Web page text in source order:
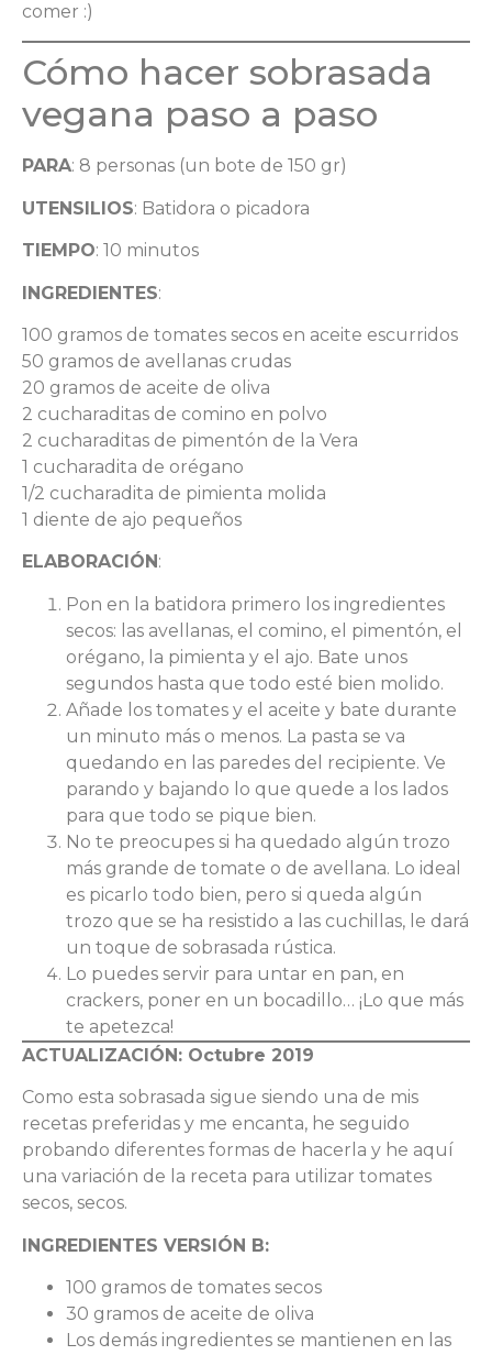
comer :)
Cómo hacer sobrasada
vegana paso a paso
PARA: 8 personas (un bote de 150 gr)
UTENSILIOS: Batidora o picadora
TIEMPO: 10 minutos
INGREDIENTES:
100 gramos de tomates secos en aceite escurridos
50 gramos de avellanas crudas
20 gramos de aceite de oliva
2 cucharaditas de comino en polvo
2 cucharaditas de pimentón de la Vera
1 cucharadita de orégano
1/2 cucharadita de pimienta molida
1 diente de ajo pequeños
ELABORACIÓN :
Pon en la batidora primero los ingredientes
secos: las avellanas, el comino, el pimentón, el
orégano, la pimienta y el ajo. Bate unos
segundos hasta que todo esté bien molido.
Añade los tomates y el aceite y bate durante
un minuto más o menos. La pasta se va
quedando en las paredes del recipiente. Ve
parando y bajando lo que quede a los lados
para que todo se pique bien.
No te preocupes si ha quedado algún trozo
más grande de tomate o de avellana. Lo ideal
es picarlo todo bien, pero si queda algún
trozo que se ha resistido a las cuchillas, le dará
un toque de sobrasada rústica.
Lo puedes servir para untar en pan, en
crackers, poner en un bocadillo… ¡Lo que más
te apetezca!
ACTUALIZACIÓN: Octubre 2019
Como esta sobrasada sigue siendo una de mis
recetas preferidas y me encanta, he seguido
probando diferentes formas de hacerla y he aquí
una variación de la receta para utilizar tomates
secos, secos.
INGREDIENTES VERSIÓN B:
100 gramos de tomates secos
30 gramos de aceite de oliva
Los demás ingredientes se mantienen en las